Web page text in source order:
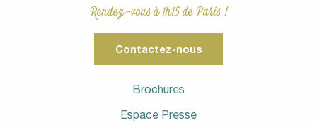
Rendez-vous à 1h15 de Paris !
Contactez-nous
Brochures
Espace Presse